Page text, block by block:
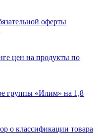
оферты
цен на продукты по
группы «Илим» на 1,8
о классификации товара